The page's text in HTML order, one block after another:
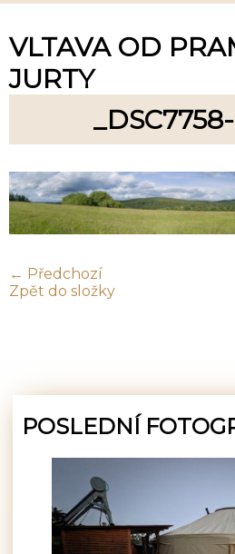
VLTAVA OD
JURTY
← Předchozí
Zpět do složky
POSLEDNÍ